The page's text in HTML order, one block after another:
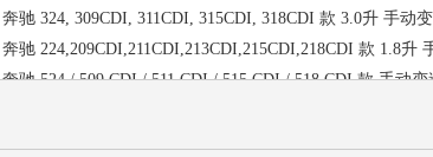
奔驰 324, 309CDI, 311CDI, 315CDI, 318CDI 款 3.0升 手动
奔驰 224,209CDI,211CDI,213CDI,215CDI,218CDI 款 1.8升
奔驰 524 / 509 CDI / 511 CDI / 515 CDI / 518 CDI 款 手动